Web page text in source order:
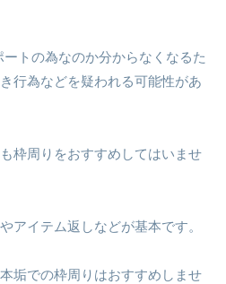
トの為なのか分からなくなるた
行為などを疑われる可能性があ
枠周りをおすすめしてはいませ
アイテム返しなどが基本です。
垢での枠周りはおすすめしませ